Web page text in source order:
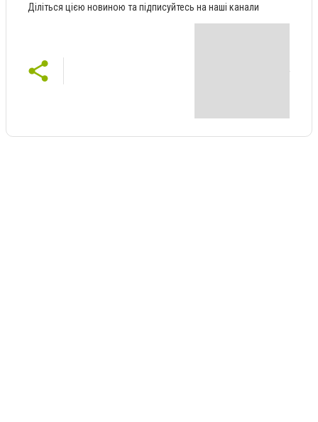
Діліться цією новиною та підписуйтесь на наші канали